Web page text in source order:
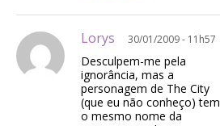
Lorys 30/01/2009 - 11h57
Desculpem-me pela
ignorância, mas a
personagem de The City
(que eu não conheço) tem
o mesmo nome da